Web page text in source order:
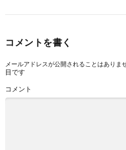
コメントを書く
メールアドレスが公開されることはありませ
目です
コメント